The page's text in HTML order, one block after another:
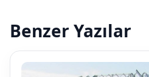
Benzer Yazılar